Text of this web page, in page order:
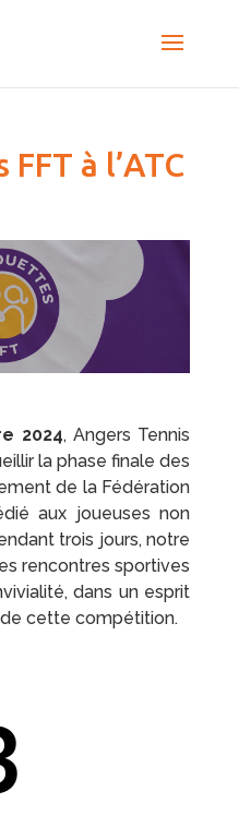
à l’ATC
2024, Angers Tennis
la phase finale des
de la Fédération
aux joueuses non
trois jours, notre
rencontres sportives
dans un esprit
cette compétition.